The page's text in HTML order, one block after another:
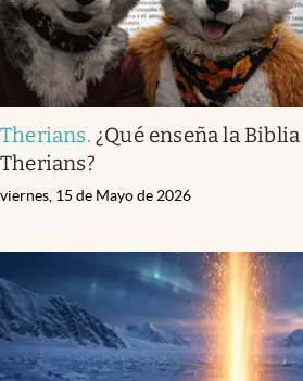
Therians. ¿Qué enseña la
Therians?
viernes, 15 de Mayo de 2026